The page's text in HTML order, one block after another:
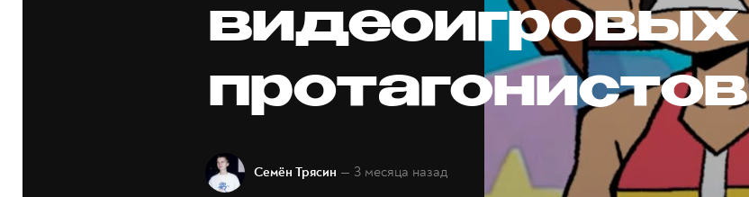
видеоигровых
протагонистов
Семён Трясин — 3 месяца назад